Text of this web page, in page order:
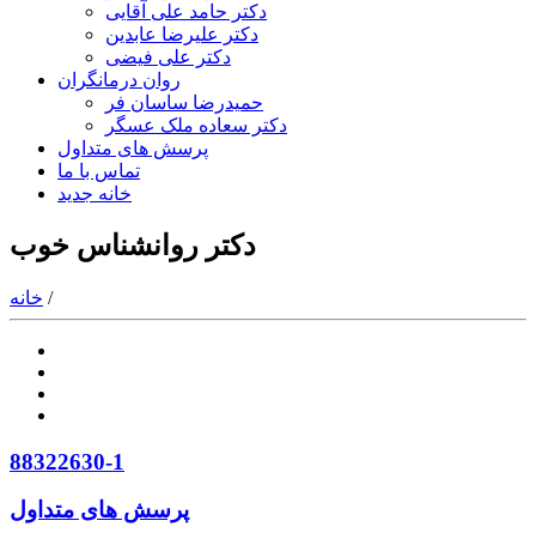
دکتر حامد علی آقایی
دکتر علیرضا عابدین
دکتر علی فیضی
روان درمانگران
حمیدرضا ساسان فر
دکتر سعاده ملک عسگر
پرسش های متداول
تماس با ما
خانه جدید
دکتر روانشناس خوب
خانه /
88322630-1
پرسش های متداول